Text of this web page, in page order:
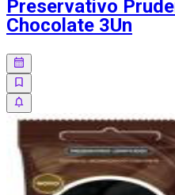
Preservativo
Chocolate 3Un